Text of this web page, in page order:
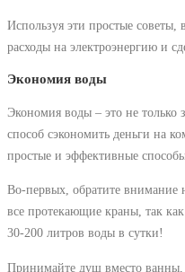
Используя эти простые советы,
расходы на электроэнергию и
Экономия воды
Экономия воды ‒ это не только
способ сэкономить деньги на
простые и эффективные
Во-первых, обратите внимание
все протекающие краны, так
30-200 литров воды в сутки!
Принимайте душ вместо ванны,